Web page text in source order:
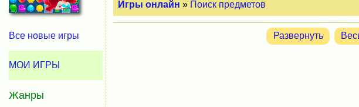
Игры онлайн » Поиск предметов
Развернуть
Все новые игры
МОИ ИГРЫ
Жанры